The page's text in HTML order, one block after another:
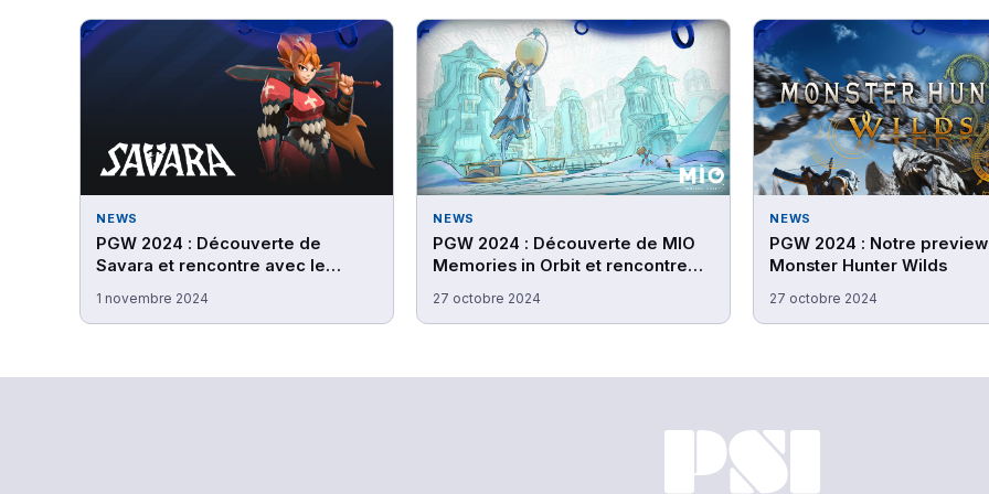
NEWS
PGW 2024 : Découverte de
Savara et rencontre avec le
1 novembre 2024
NEWS
PGW 2024 : Découverte de MIO
Memories in Orbit et rencontre
27 octobre 2024
NEWS
PGW 2024 : Notre
Monster Hunter Wilds
27 octobre 2024